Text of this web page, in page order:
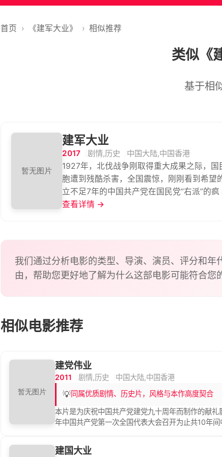
首页 › 《建军大业》 › 相似推荐
类似《
基于相
建军大业
2017 剧情,历史
中国大陆,中国香港
1927年，北伐战争刚取得重大成果之际，国
胞遭到残酷杀害，全国震惊，刚刚看到希
立不足7年的中国共产党在国民党“右派”的
亚文 饰）等党内进步分子认识到了“枪杆子
查看详情 →
我们通过分析电影的类型、导演、演员、评分和
由，帮助您更好地了解为什么这部电影可能符合您
相似电影推荐
建党伟业
2011 剧情,历史 中国大陆,中国香港
💡同属优质剧情、历史片，风格与本作高度契合
本片是为庆祝中国共产党建党九十周年而制作的献
年中国共产党第一次全国代表大会召开为止共10年
建国大业